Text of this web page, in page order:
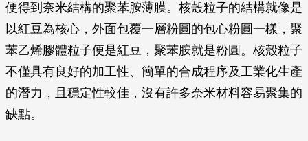
便得到奈米結構的聚苯胺薄膜。核殼粒子的結構就像是
以紅豆為核心，外面包覆一層粉圓的包心粉圓一樣，聚
苯乙烯膠體粒子便是紅豆，聚苯胺就是粉圓。核殼粒子
不僅具有良好的加工性、簡單的合成程序及工業化生產
的潛力，且穩定性較佳，沒有許多奈米材料容易聚集的
缺點。